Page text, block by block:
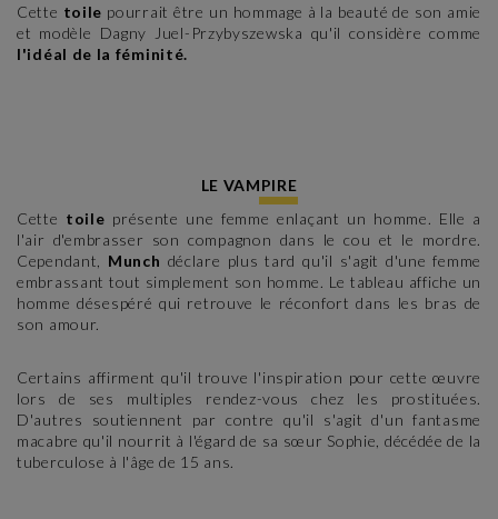
Cette toile pourrait être un hommage à la beauté de son amie
et modèle Dagny Juel-Przybyszewska qu'il considère comme
l'idéal de la féminité.
LE VAMPIRE
Cette toile présente une femme enlaçant un homme. Elle a
l'air d'embrasser son compagnon dans le cou et le mordre.
Cependant,
Munch déclare plus tard qu'il s'agit d'une femme
embrassant tout simplement son homme. Le tableau affiche un
homme désespéré qui retrouve le réconfort dans les bras de
son amour.
Certains affirment qu'il trouve l'inspiration pour cette œuvre
lors de ses multiples rendez-vous chez les prostituées.
D'autres soutiennent par contre qu'il s'agit d'un fantasme
macabre qu'il nourrit à l'égard de sa sœur Sophie, décédée de la
tuberculose à l'âge de 15 ans.